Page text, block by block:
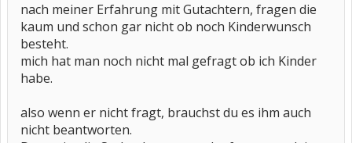
nach meiner Erfahrung mit Gutachtern, fragen die
kaum und schon gar nicht ob noch Kinderwunsch
besteht.
mich hat man noch nicht mal gefragt ob ich Kinder
habe.
also wenn er nicht fragt, brauchst du es ihm auch
nicht beantworten.